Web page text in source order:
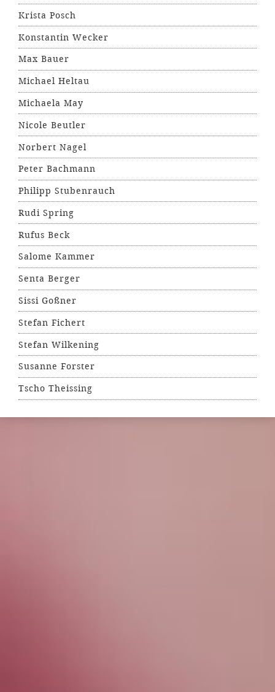
Krista Posch
Konstantin Wecker
Max Bauer
Michael Heltau
Michaela May
Nicole Beutler
Norbert Nagel
Peter Bachmann
Philipp Stubenrauch
Rudi Spring
Rufus Beck
Salome Kammer
Senta Berger
Sissi Goßner
Stefan Fichert
Stefan Wilkening
Susanne Forster
Tscho Theissing